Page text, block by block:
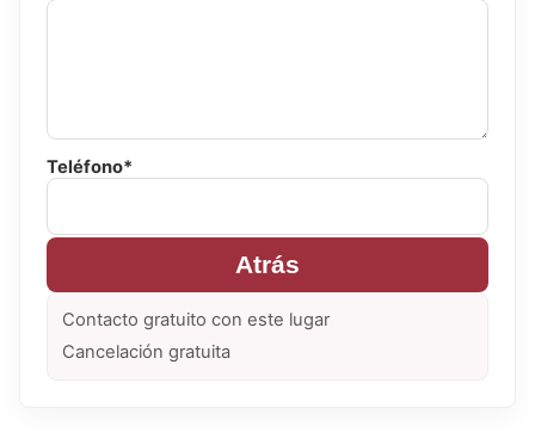
Teléfono*
Atrás
Contacto gratuito con este lugar
Cancelación gratuita